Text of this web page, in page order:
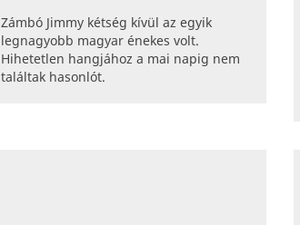
Zámbó Jimmy kétség kívül az egyik
legnagyobb magyar énekes volt.
Hihetetlen hangjához a mai napig nem
találtak hasonlót.